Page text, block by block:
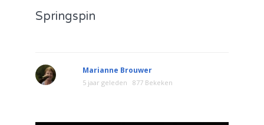
Springspin
Marianne Brouwer
5 jaar geleden 877 Bekeken